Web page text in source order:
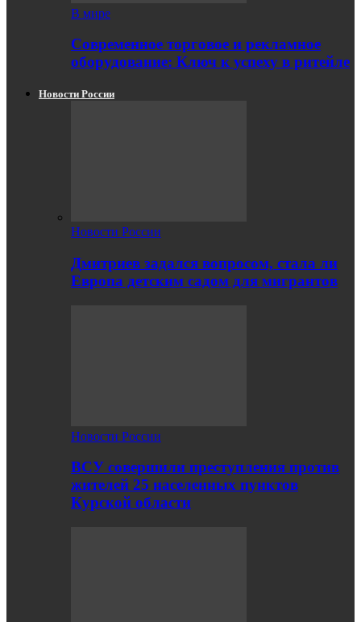
В мире
Современное торговое и рекламное
оборудование: Ключ к успеху в ритейле
Новости России
Новости России
Дмитриев задался вопросом, стала ли
Европа детским садом для мигрантов
Новости России
ВСУ совершили преступления против
жителей 25 населенных пунктов
Курской области